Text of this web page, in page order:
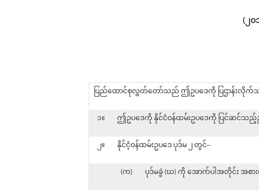
(၂၀
ပြည်ထောင်စုလွှတ်တော်သည် ဤဥပဒေကို ပြဌာန်းလိုက်
၁။ ဤဥပဒေကို နိုင်ငံဝန်ထမ်းဥပဒေကို ပြင်ဆင်သည့်
၂။ နိုင်ငံ့၀န်ထမ်းဥပဒေ ပုဒ်မ ၂ တွင်--
(က) ပုဒ်မခွဲ (ဃ) ကို အောက်ပါအတိုင်း အစာ